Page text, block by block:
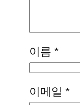
이름 *
이메일 *